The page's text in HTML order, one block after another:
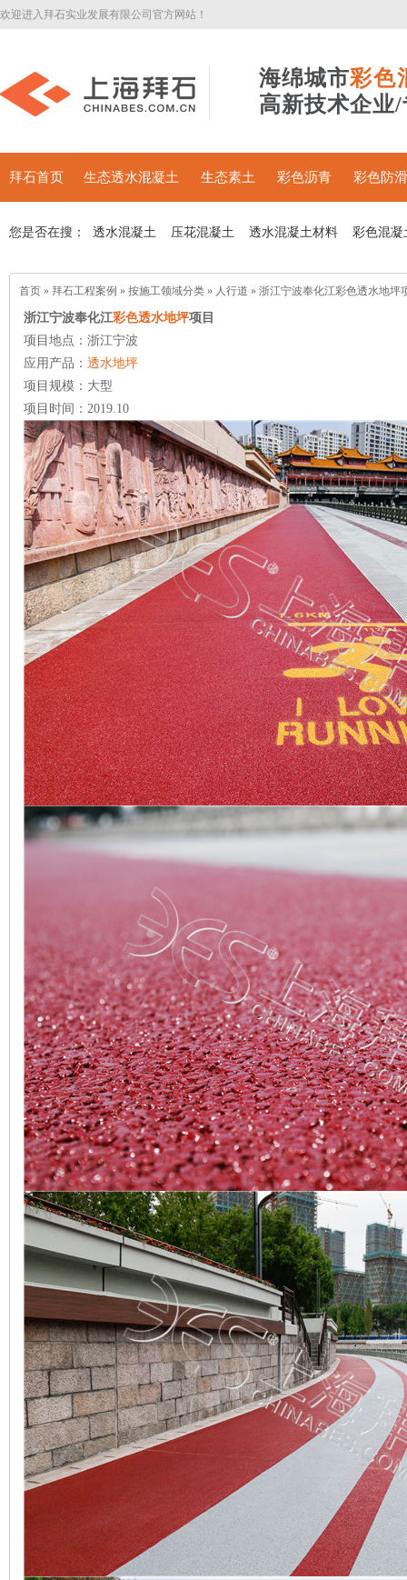
欢迎进入拜石实业发展有限公司官方网站！
海绵城市彩色
高新技术企业
拜石首页 生态透水混凝土 生态素土 彩色沥青 彩色防
您是否在搜： 透水混凝土 压花混凝土 透水混凝土材料 彩色混凝
首页 » 拜石工程案例 » 按施工领域分类 » 人行道 » 浙江宁波奉化江彩色透水地坪
浙江宁波奉化江彩色透水地坪项目
项目地点：浙江宁波
应用产品： 透水地坪
项目规模：大型
项目时间：2019.10